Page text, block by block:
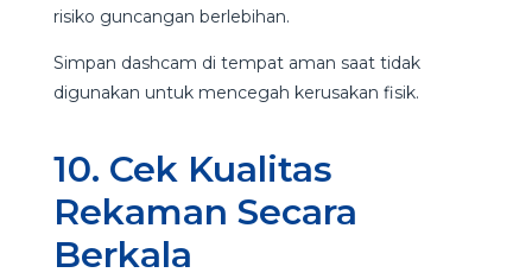
risiko guncangan berlebihan.
Simpan dashcam di tempat aman saat tidak
digunakan untuk mencegah kerusakan fisik.
10. Cek Kualitas
Rekaman Secara
Berkala